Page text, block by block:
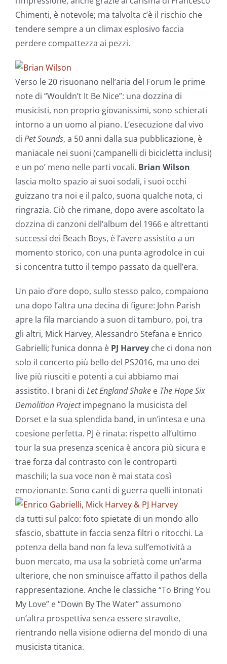
Chimenti, è notevole; ma talvolta c’è il rischio che
tendere sempre a un climax esplosivo faccia
perdere compattezza ai pezzi.
Verso le 20 risuonano nell’aria del Forum le prime
note di “Wouldn’t It Be Nice”: una dozzina di
musicisti, non proprio giovanissimi, sono schierati
intorno a un uomo al piano. L’esecuzione dal vivo
di Pet Sounds, a 50 anni dalla sua pubblicazione, è
maniacale nei suoni (campanelli di bicicletta inclusi)
e un po’ meno nelle parti vocali. Brian Wilson
lascia molto spazio ai suoi sodali, i suoi occhi
guizzano tra noi e il palco, suona qualche nota, ci
ringrazia. Ciò che rimane, dopo avere ascoltato la
dozzina di canzoni dell’album del 1966 e altrettanti
successi dei Beach Boys, è l’avere assistito a un
momento storico, con una punta agrodolce in cui
si concentra tutto il tempo passato da quell’era.
Un paio d’ore dopo, sullo stesso palco, compaiono
una dopo l’altra una decina di figure: John Parish
apre la fila marciando a suon di tamburo, poi, tra
gli altri, Mick Harvey, Alessandro Stefana e Enrico
Gabrielli; l’unica donna è PJ Harvey che ci dona non
solo il concerto più bello del PS2016, ma uno dei
live più riusciti e potenti a cui abbiamo mai
assistito. I brani di Let England Shake e The Hope Six
Demolition Projectimpegnano la musicista del
Dorset e la sua splendida band, in un’intesa e una
coesione perfetta. PJ è rinata: rispetto all’ultimo
tour la sua presenza scenica è ancora più sicura e
trae forza dal contrasto con le controparti
maschili; la sua voce non è mai stata così
emozionante. Sono canti di guerra quelli intonati
da tutti sul palco: foto spietate di un mondo allo
sfascio, sbattute in faccia senza filtri o ritocchi. La
potenza della band non fa leva sull’emotività a
buon mercato, ma usa la sobrietà come un’arma
ulteriore, che non sminuisce affatto il pathos della
rappresentazione. Anche le classiche “To Bring You
My Love” e “Down By The Water” assumono
un’altra prospettiva senza essere stravolte,
rientrando nella visione odierna del mondo di una
musicista titanica.